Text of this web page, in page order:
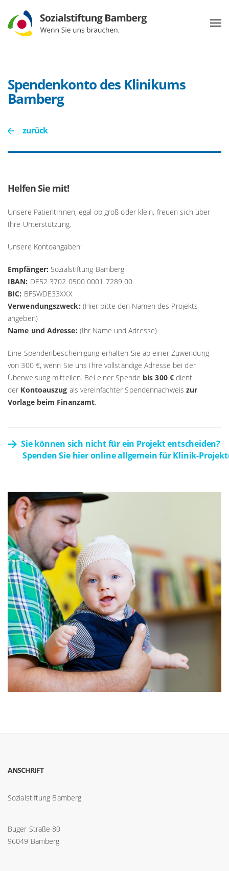
Spendenkonto des Klinikums
Bamberg
zurück
Helfen Sie mit!
Unsere PatientInnen, egal ob groß oder klein, freuen sich über
Ihre Unterstützung.
Unsere Kontoangaben:
Empfänger: Sozialstiftung Bamberg
IBAN: DE52 3702 0500 0001 7289 00
BIC: BFSWDE33XXX
Verwendungszweck: (Hier bitte den Namen des Projekts
angeben)
Name und Adresse: (Ihr Name und Adresse)
Eine Spendenbescheinigung erhalten Sie ab einer Zuwendung
von 300 €, wenn Sie uns Ihre vollständige Adresse bei der
Überweisung mitteilen. Bei einer Spende bis 300 €dient
der Kontoauszug als vereinfachter Spendennachweiszur
Vorlage beim Finanzamt.
Sie können sich nicht für ein Projekt entscheiden?
Spenden Sie hier online allgemein für Klinik-
ANSCHRIFT
Sozialstiftung Bamberg
Buger Straße 80
96049 Bamberg